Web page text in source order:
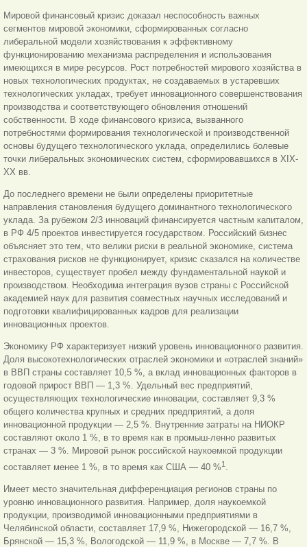
Мировой финансовый кризис доказал неспособность важных
сегментов мировой экономики, сформированных согласно
либеральной модели хозяйствования к эффективному
функционированию механизма распределения и использования
имеющихся в мире ресурсов. Рост потребностей мирового хозяйства в
новых технологических продуктах, не создаваемых в устаревших
технологических укладах, требует инновационного совершенствования
производства и соответствующего обновления отношений
собственности. В ходе финансового кризиса, вызванного
потребностями формирования технологической и производственной
основы будущего технологического уклада, определились болевые
точки либеральных экономических систем, сформировавшихся в XIX-
XX вв.
До последнего времени не были определены приоритетные
направления становления будущего доминантного технологического
уклада. За рубежом 2/3 инноваций финансируется частным капиталом,
в РФ 4/5 проектов инвестируется государством. Российский бизнес
объясняет это тем, что велики риски в реальной экономике, система
страхования рисков не функционирует, кризис сказался на количестве
инвесторов, существует пробел между фундаментальной наукой и
производством. Необходима интеграция вузов страны с Российской
академией наук для развития совместных научных исследований и
подготовки квалифицированных кадров для реализации
инновационных проектов.
Экономику РФ характеризует низкий уровень инновационного развития.
Доля высокотехнологических отраслей экономики и «отраслей знаний»
в ВВП страны составляет 10,5 %, а вклад инновационных факторов в
годовой прирост ВВП — 1,3 %. Удельный вес предприятий,
осуществляющих технологические инновации, составляет 9,3 %
общего количества крупных и средних предприятий, а доля
инновационной продукции — 2,5 %. Внутренние затраты на НИОКР
составляют около 1 %, в то время как в промыш-ленно развитых
странах — 3 %. Мировой рынок российской наукоемкой продукции
составляет менее 1 %, в то время как США — 40 %1
Имеет место значительная дифференциация регионов страны по
уровню инновационного развития. Например, доля наукоемкой
продукции, производимой инновационными предприятиями в
Челябинской области, составляет 17,9 %, Нижегородской — 16,7 %,
Брянской — 15,3 %, Вологодской — 11,9 %, в Москве — 7,7 %. В